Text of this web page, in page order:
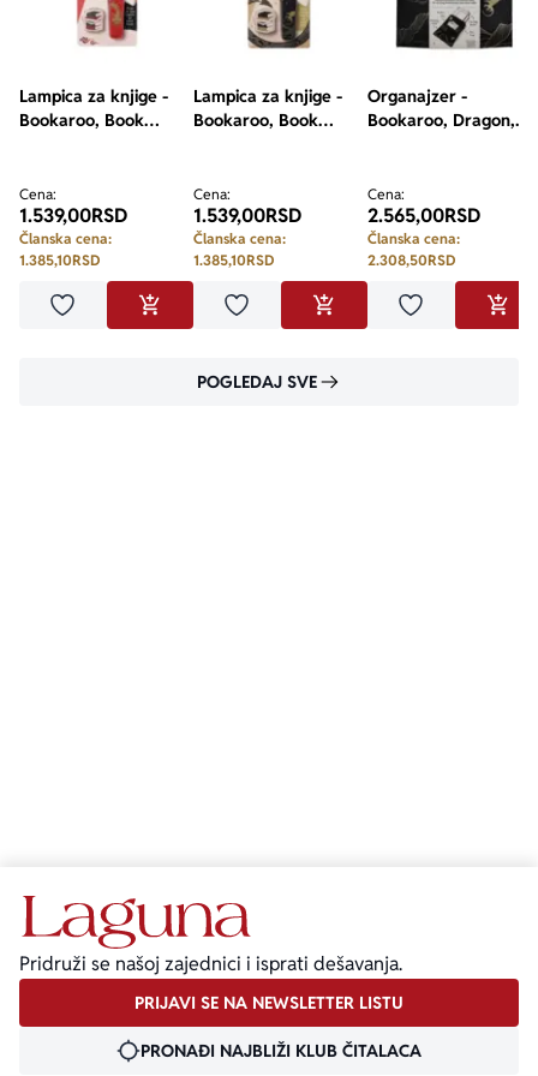
Lampica za knjige -
Bookaroo, Book
Cena:
1.539,00RSD
Članska cena:
1.385,10RSD
Dodaj u omiljeneDODAJ U KORPU
Lampica za knjige -
Bookaroo, Book
Cena:
1.539,00RSD
Članska cena:
1.385,10RSD
Dodaj u omiljeneDODAJ U KORPU
Organajzer -
Bookaroo, Dragon,
Cena:
2.565,00RSD
Članska cena:
2.308,50RSD
Dodaj u
POGLEDAJ SVE
Pridruži se našoj zajednici i isprati dešavanja.
PRIJAVI SE NA NEWSLETTER LISTU
PRONAĐI NAJBLIŽI KLUB ČITALACA